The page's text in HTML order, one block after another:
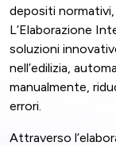
depositi
L’Elaborazione
soluzioni
nell’edilizia,
manualmente,
errori.
Attraverso